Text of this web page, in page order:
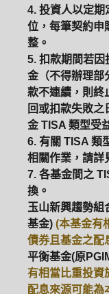
4. 投資人以定期
位，每筆契約申
整。
5. 扣款期間若因
金（不得辦理部
款不連續，則終
回或扣款失敗之
金 TISA 類型受
6. 有關 TISA 類
相關作業，請詳
7. 各基金間之
換。
玉山新興趨勢組
基金) (本基金有
債券且基金之配
平衡基金(原
有相當比重投資
配息來源可能為